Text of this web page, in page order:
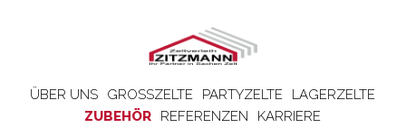
ÜBER UNS GROSSZELTE PARTYZELTE
LAGERZELTE
ZUBEHÖR
REFERENZEN
KARRIERE